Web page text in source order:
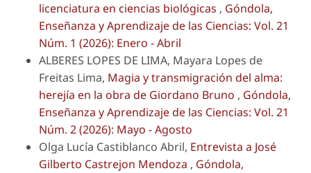
licenciatura en ciencias biológicas , Góndola,
Enseñanza y Aprendizaje de las Ciencias: Vol. 21
Núm. 1 (2026): Enero - Abril
ALBERES LOPES DE LIMA, Mayara Lopes de
Freitas Lima, Magia y transmigración del alma:
herejía en la obra de Giordano Bruno , Góndola,
Enseñanza y Aprendizaje de las Ciencias: Vol. 21
Núm. 2 (2026): Mayo - Agosto
Olga Lucía Castiblanco Abril, Entrevista a José
Gilberto Castrejon Mendoza , Góndola,